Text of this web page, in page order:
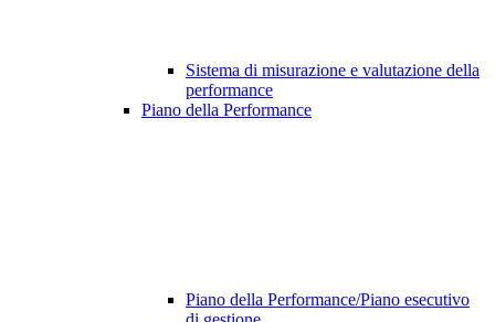
Sistema di misurazione e valutazione della
performance
Piano della Performance
Piano della Performance/Piano esecutivo